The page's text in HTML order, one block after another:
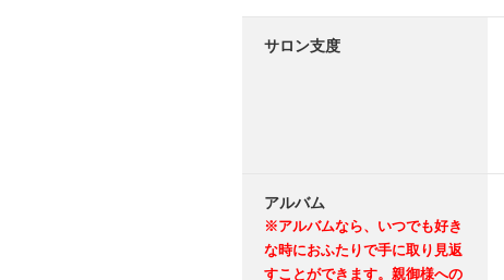
サロン支度
アルバム
※アルバムなら、いつでも好き
な時におふたりで手に取り見返
すことができます。親御様への